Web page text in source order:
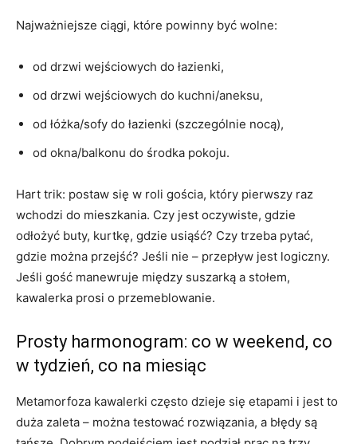
Najważniejsze ciągi, które powinny być wolne:
od drzwi wejściowych do łazienki,
od drzwi wejściowych do kuchni/aneksu,
od łóżka/sofy do łazienki (szczególnie nocą),
od okna/balkonu do środka pokoju.
Hart trik: postaw się w roli gościa, który pierwszy raz
wchodzi do mieszkania. Czy jest oczywiste, gdzie
odłożyć buty, kurtkę, gdzie usiąść? Czy trzeba pytać,
gdzie można przejść? Jeśli nie – przepływ jest logiczny.
Jeśli gość manewruje między suszarką a stołem,
kawalerka prosi o przemeblowanie.
Prosty harmonogram: co w weekend, co
w tydzień, co na miesiąc
Metamorfoza kawalerki często dzieje się etapami i jest to
duża zaleta – można testować rozwiązania, a błędy są